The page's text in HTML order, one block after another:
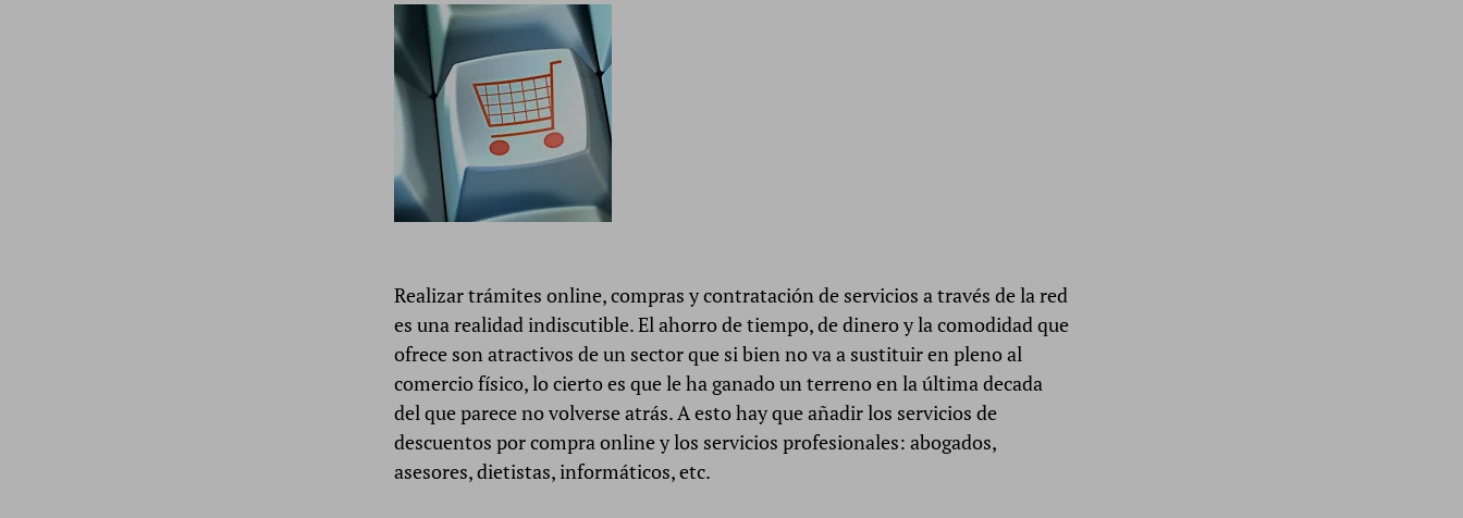
Realizar trámites online, compras y contratación de servicios a través de la red
es una realidad indiscutible. El ahorro de tiempo, de dinero y la comodidad que
ofrece son atractivos de un sector que si bien no va a sustituir en pleno al
comercio físico, lo cierto es que le ha ganado un terreno en la última decada
del que parece no volverse atrás. A esto hay que añadir los servicios de
descuentos por compra online y los servicios profesionales: abogados,
asesores, dietistas, informáticos, etc.